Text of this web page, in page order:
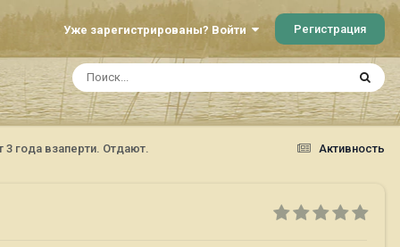
Уже зарегистрированы? Войти Регистрация
Активность
года взаперти. Отдают.